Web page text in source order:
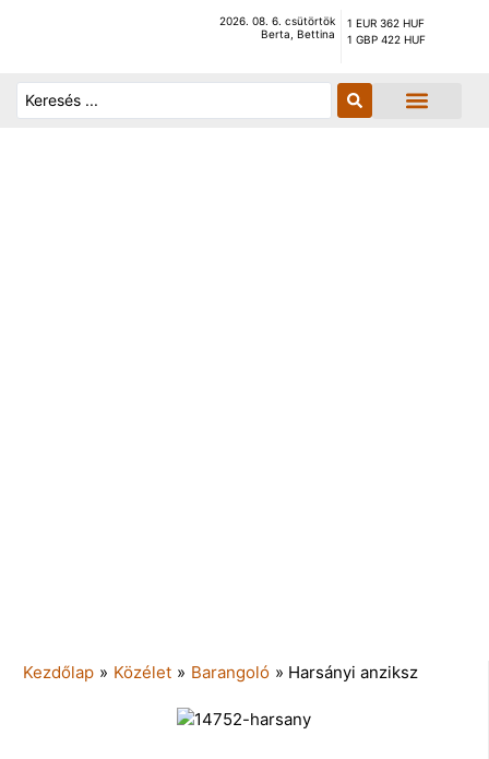
2026. 08. 6. csütörtök
Berta, Bettina
1 EUR 362 HUF
1 GBP 422 HUF
Kezdőlap » Közélet » Barangoló » Harsányi anziksz